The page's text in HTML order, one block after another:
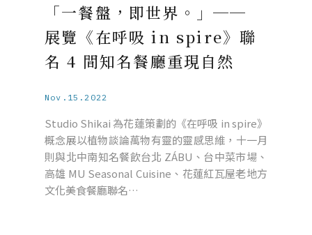
「一餐盤，即世界。」──
展覽《在呼吸 in spire》聯
名 4 間知名餐廳重現自然
Nov.15.2022
Studio Shikai 為花蓮策劃的《在呼吸 in spire》
概念展以植物談論萬物有靈的靈感思維，十一月
則與北中南知名餐飲台北 ZÁBU、台中菜市場、
高雄 MU Seasonal Cuisine、花蓮紅瓦屋老地方
文化美食餐廳聯名…